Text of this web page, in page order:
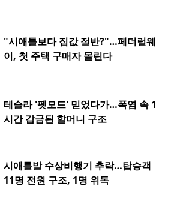
"시애틀보다 집값 절반?"…페더럴웨
이, 첫 주택 구매자 몰린다
테슬라 '펫모드' 믿었다가…폭염 속 1
시간 감금된 할머니 구조
시애틀발 수상비행기 추락…탑승객
11명 전원 구조, 1명 위독